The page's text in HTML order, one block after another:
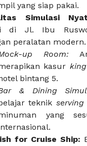
yang siap pakai.
Simulasi
di Jl. Ibu
peralatan modern.
up Room:
kasur
bintang 5.
& Dining
teknik serving
yang
for Cruise Ship: